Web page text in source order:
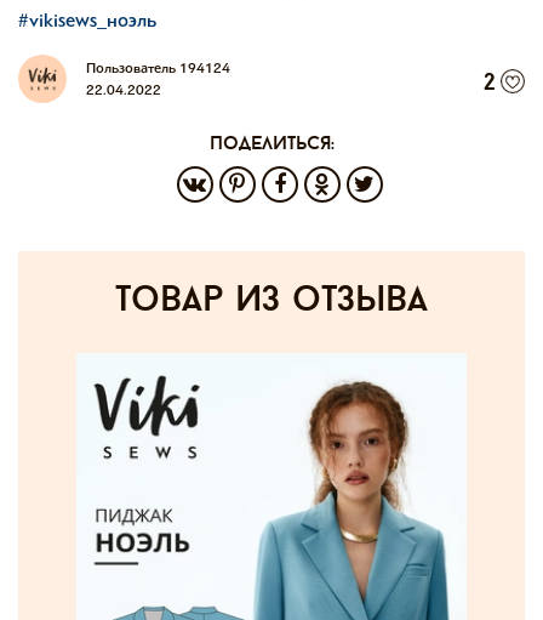
#vikisews_ноэль
Пользователь 194124
22.04.2022
2
поделиться:
товар из отзыва